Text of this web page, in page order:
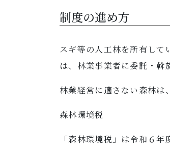
制度の進め方
スギ等の人工林を所有して
は、林業事業者に委託・斡
林業経営に適さない森林は
森林環境税
「森林環境税」は令和６